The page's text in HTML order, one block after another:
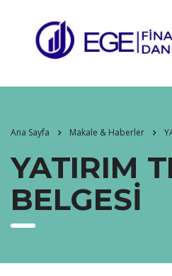
Ana Sayfa Makale & Haberler
YATIRIM
BELGESİ